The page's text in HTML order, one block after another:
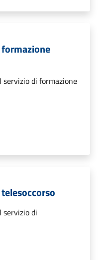
servizio di formazione
servizio di